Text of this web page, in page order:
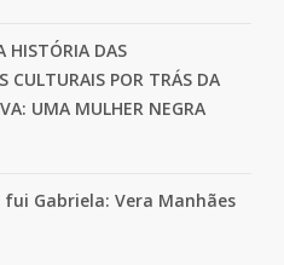
HISTÓRIA DAS
CULTURAIS POR TRÁS DA
UMA MULHER NEGRA
fui Gabriela: Vera Manhães